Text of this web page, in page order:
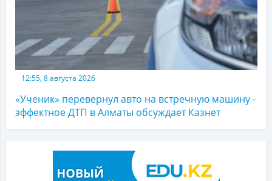
12:55, 8 августа 2026
«Ученик» перевернул авто на встречную машину -
эффектное ДТП в Алматы обсуждает Казнет